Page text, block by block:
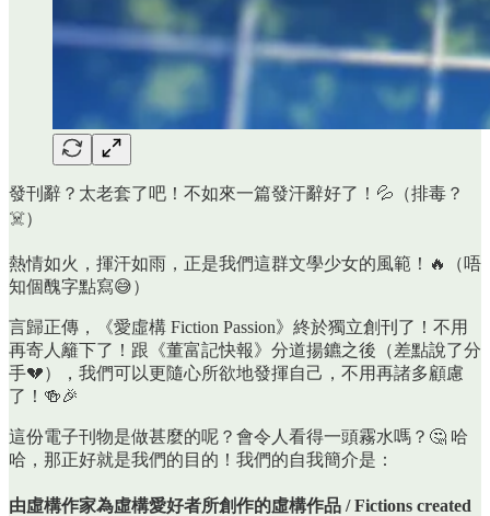
發刊辭？太老套了吧！不如來一篇發汗辭好了！💦（排毒？
☠️）
熱情如火，揮汗如雨，正是我們這群文學少女的風範！🔥（唔
知個醜字點寫😅）
言歸正傳，《愛虛構 Fiction Passion》終於獨立創刊了！不用
再寄人籬下了！跟《董富記快報》分道揚鑣之後（差點說了分
手💔），我們可以更隨心所欲地發揮自己，不用再諸多顧慮
了！🍻🎉
這份電子刊物是做甚麼的呢？會令人看得一頭霧水嗎？🤔 哈
哈，那正好就是我們的目的！我們的自我簡介是：
由虛構作家為虛構愛好者所創作的虛構作品 / Fictions created